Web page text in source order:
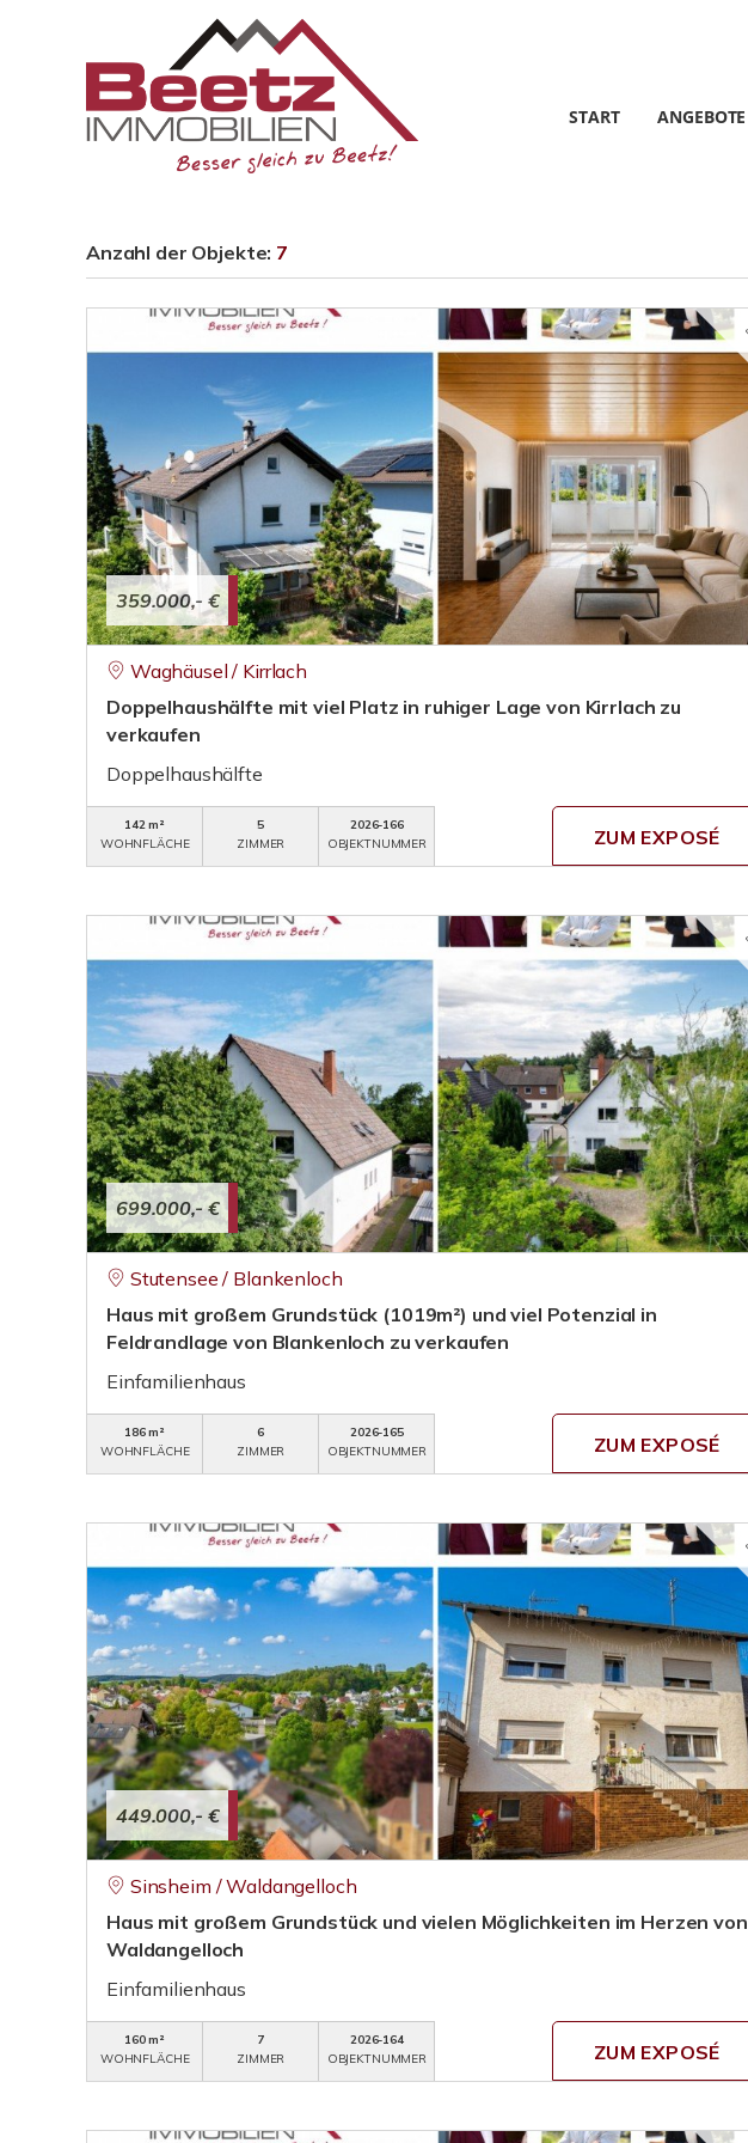
START ANGEBOTE
Anzahl der Objekte: 7
359.000,- €
Waghäusel / Kirrlach
Doppelhaushälfte mit viel Platz in ruhiger Lage von Kirrlach zu
verkaufen
Doppelhaushälfte
142 m²
WOHNFLÄCHE
5
ZIMMER
2026-166
OBJEKTNUMMER
ZUM EXPOSÉ
699.000,- €
Stutensee / Blankenloch
Haus mit großem Grundstück (1019m²) und viel Potenzial in
Feldrandlage von Blankenloch zu verkaufen
Einfamilienhaus
186 m²
WOHNFLÄCHE
6
ZIMMER
2026-165
OBJEKTNUMMER
ZUM EXPOSÉ
449.000,- €
Sinsheim / Waldangelloch
Haus mit großem Grundstück und vielen Möglichkeiten im Herzen von
Waldangelloch
Einfamilienhaus
160 m²
WOHNFLÄCHE
7
ZIMMER
2026-164
OBJEKTNUMMER
ZUM EXPOSÉ